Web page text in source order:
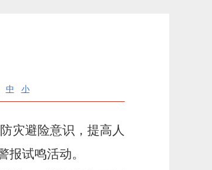
中 小
灾避险意识，提高人
报试鸣活动。